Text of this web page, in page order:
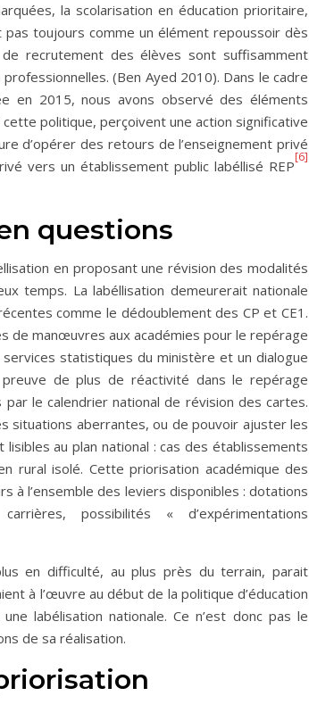
la scolarisation en éducation prioritaire,
toujours comme un élément repoussoir dès
recrutement des élèves sont suffisamment
(Ben Ayed 2010). Dans le cadre
en 2015, nous avons observé des éléments
politique, perçoivent une action significative
d’opérer des retours de l’enseignement privé
vers un établissement public labéllisé REP
[6]
questions
en proposant une révision des modalités
temps. La labéllisation demeurerait nationale
comme le dédoublement des CP et CE1.
de manœuvres aux académies pour le repérage
statistiques du ministère et un dialogue
de plus de réactivité dans le repérage
le calendrier national de révision des cartes.
situations aberrantes, ou de pouvoir ajuster les
au plan national : cas des établissements
rural isolé. Cette priorisation académique des
à l’ensemble des leviers disponibles : dotations
possibilités « d’expérimentations
en difficulté, au plus près du terrain, parait
à l’œuvre au début de la politique d’éducation
labélisation nationale. Ce n’est donc pas le
de sa réalisation.